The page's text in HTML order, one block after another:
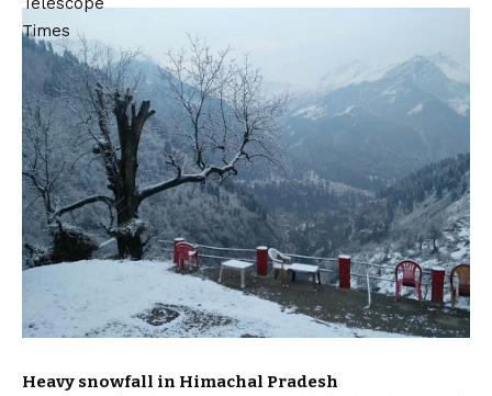
Heavy snowfall in Himachal Pradesh